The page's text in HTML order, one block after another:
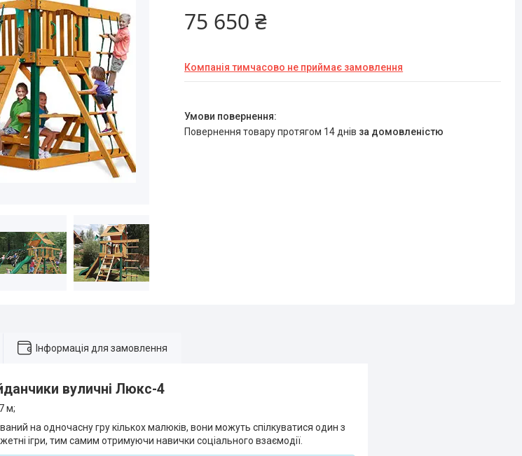
75 650 ₴
Компанія тимчасово не приймає замовлення
повернення товару протягом 14 днів за домовленістю
Інформація для замовлення
вуличні Люкс-4
м;
на одночасну гру кількох малюків, вони можуть спілкуватися один з
ігри, тим самим отримуючи навички соціального взаємодії.